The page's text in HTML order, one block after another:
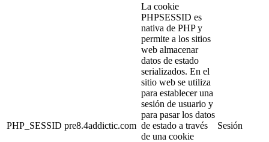
PHP_SESSID pre8.4addictic.com
La cookie
PHPSESSID es
nativa de PHP y
permite a los sitios
web almacenar
datos de estado
serializados. En el
sitio web se utiliza
para establecer una
sesión de usuario y
para pasar los datos
de estado a través
de una cookie
Sesión